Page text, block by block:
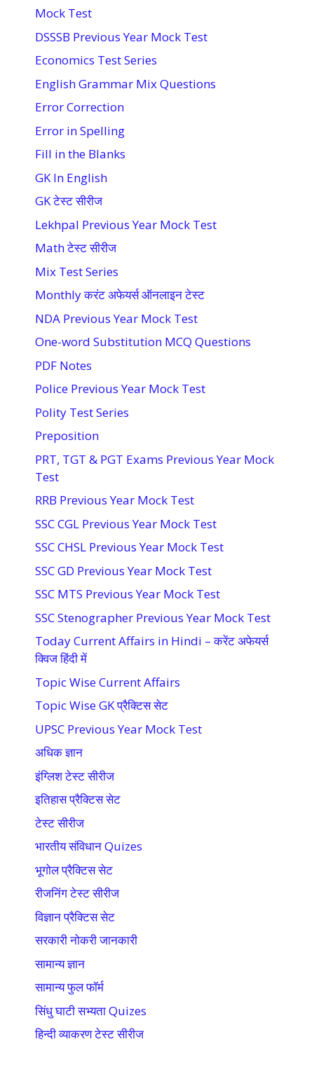
Mock Test
DSSSB Previous Year Mock Test
Economics Test Series
English Grammar Mix Questions
Error Correction
Error in Spelling
Fill in the Blanks
GK In English
GK टेस्ट सीरीज
Lekhpal Previous Year Mock Test
Math टेस्ट सीरीज
Mix Test Series
Monthly करंट अफेयर्स ऑनलाइन टेस्ट
NDA Previous Year Mock Test
One-word Substitution MCQ Questions
PDF Notes
Police Previous Year Mock Test
Polity Test Series
Preposition
PRT, TGT & PGT Exams Previous Year Mock
Test
RRB Previous Year Mock Test
SSC CGL Previous Year Mock Test
SSC CHSL Previous Year Mock Test
SSC GD Previous Year Mock Test
SSC MTS Previous Year Mock Test
SSC Stenographer Previous Year Mock Test
Today Current Affairs in Hindi – करेंट अफेयर्स
क्विज हिंदी में
Topic Wise Current Affairs
Topic Wise GK प्रैक्टिस सेट
UPSC Previous Year Mock Test
अधिक ज्ञान
इंग्लिश टेस्ट सीरीज
इतिहास प्रैक्टिस सेट
टेस्ट सीरीज
भारतीय संविधान Quizes
भूगोल प्रैक्टिस सेट
रीजनिंग टेस्ट सीरीज
विज्ञान प्रैक्टिस सेट
सरकारी नोकरी जानकारी
सामान्य ज्ञान
सामान्य फुल फॉर्म
सिंधु घाटी सभ्यता Quizes
हिन्दी व्याकरण टेस्ट सीरीज